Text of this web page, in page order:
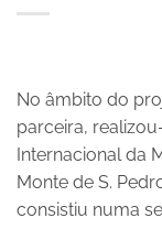
No âmbito do
parceira,
Internacional da
Monte de S.
consistiu numa